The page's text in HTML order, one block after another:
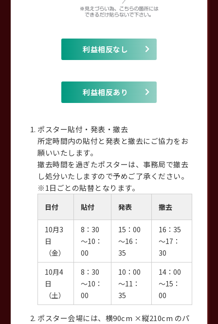
利益相反なし
利益相反あり
ポスター貼付・発表・撤去
所定時間内の貼付と発表と撤去にご協力をお
願いいたします。
撤去時間を過ぎたポスターは、事務局で撤去
し処分いたしますので予めご了承ください。
※1日ごとの貼替となります。
日付 貼付 発表 撤去
10月3
日
（金）
8：30
～10：
00
15：00
～16：
35
16：35
～17：
30
10月4
日
（土）
8：30
～10：
00
10：00
～11：
35
14：00
～15：
00
ポスター会場には、横90cm ×縦210cm のパ